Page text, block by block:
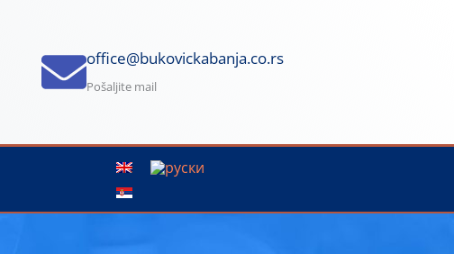
office@bukovickabanja.co.rs
Pošaljite mail